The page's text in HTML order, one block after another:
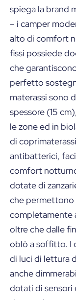
spiega la brand
– i camper
alto di comfort
fissi possiede
che
perfetto
materassi sono
spessore (15
le zone ed in
di
antibatterici,
comfort
dotate di
che permettono
completamente
oltre che dalle
oblò a soffitto. I
di luci di lettura
anche
dotati di sensori